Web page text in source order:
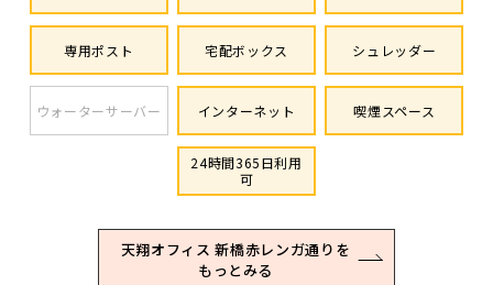
専用ポスト 宅配ボックス シュレッダー
ウォーターサーバー インターネット 喫煙スペース
24時間365日利用
可
天翔オフィス 新橋赤レンガ通りを
もっとみる